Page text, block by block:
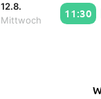
12.8.
Mittwoch
11:30